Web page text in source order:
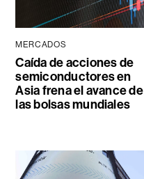
MERCADOS
Caída de acciones de
semiconductores en
Asia frena el avance de
las bolsas mundiales